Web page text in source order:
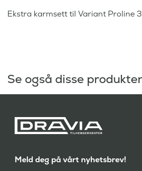
Ekstra karmsett til Variant Proline
Se også disse
Meld deg på vårt nyhetsbrev!